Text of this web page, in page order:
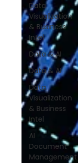
Data
Visualization
& Business
Intel
Data & AI
Data & AI
Data
Visualization
& Business
Intel
AI
Document
Management